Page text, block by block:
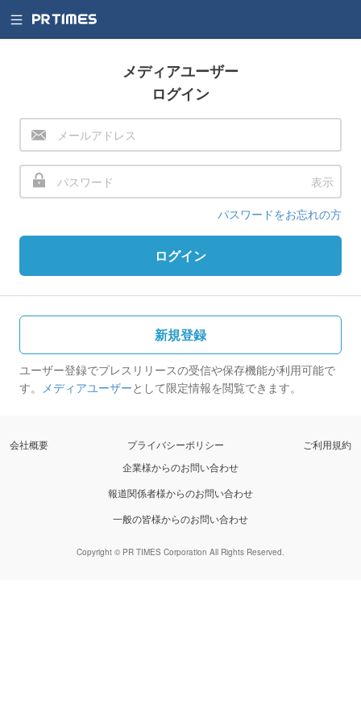
メディアユーザー
ログイン
表示
パスワードをお忘れの方
ログイン
新規登録
ユーザー登録でプレスリリースの受信や保存機能が利用可能で
す。 メディアユーザーとして限定情報を閲覧できます。
会社概要 プライバシーポリシー
ご利用規約
企業様からのお問い合わせ
報道関係者様からのお問い合わせ
一般の皆様からのお問い合わせ
Copyright © PR TIMES Corporation All Rights Reserved.